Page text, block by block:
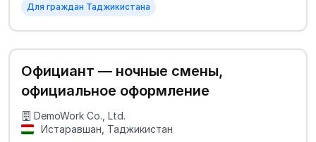
Для граждан Таджикистана
Официант — ночные смены,
официальное оформление
DemoWork Co., Ltd.
Истаравшан, Таджикистан